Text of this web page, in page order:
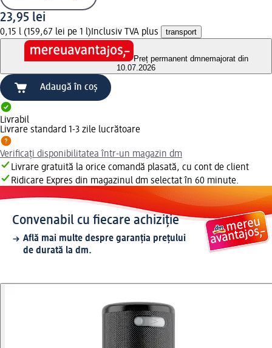
23,95 lei
0,15 l (159,67 lei pe 1 l) Inclusiv TVA plus transport
Preț permanent dmnemajorat din
10.07.2026
Adaugă în coș
Livrabil
Livrare standard 1-3 zile lucrătoare
Verificați disponibilitatea într-un magazin dm
Livrare gratuită la orice comandă plasată, cu cont de client
Ridicare Expres din magazinul dm selectat în 60 minute.
Convenabil cu fiecare achiziție
Află mai multe despre garanția prețului
de durată la dm.